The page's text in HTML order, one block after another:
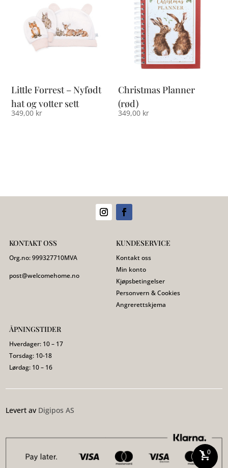
shopping_cart
0
Little Forrest – Nyfødt
hat og votter sett
349,00 kr
Christmas Planner
(rød)
349,00 kr
KONTAKT OSS
Org.no:999327710MVA
post@welcomehome.no
KUNDESERVICE
Kontakt oss
Min konto
Kjøpsbetingelser
Personvern & Cookies
Angrerettskjema
ÅPNINGSTIDER
Hverdager: 10 – 17
Torsdag: 10-18
Lørdag: 10 – 16
Levert av Digipos AS